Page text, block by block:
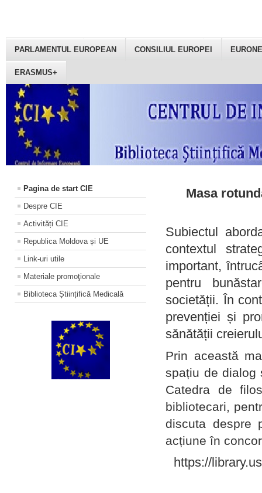
PARLAMENTUL EUROPEAN CONSILIUL EUROPEI
ERASMUS+
Pagina de start CIE
Despre CIE
Activități CIE
Republica Moldova și UE
Link-uri utile
Materiale promoţionale
Biblioteca Științifică Medicală
Masa
Subiectul
contextul
important,
pentru
societății. În
prevenției și
sănătății
Prin această
spațiu de dialog
Catedra de
bibliotecari,
discuta despre
acțiune în
https://